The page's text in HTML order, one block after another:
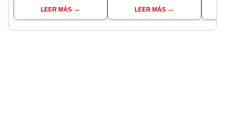
LEER MÁS
comunesLEER MÁS